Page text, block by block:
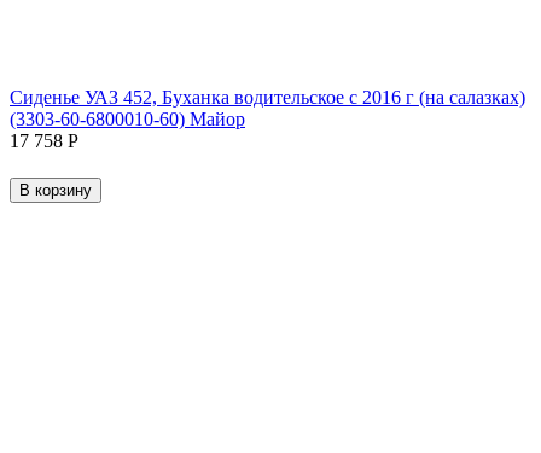
Сиденье УАЗ 452, Буханка водительское с 2016 г (на салазках)
(3303-60-6800010-60) Майор
17 758 Р
В корзину